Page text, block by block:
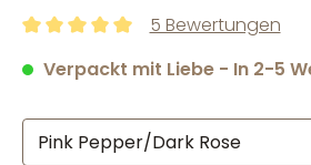
5 Bewertungen
Verpackt mit Liebe - In 2-5